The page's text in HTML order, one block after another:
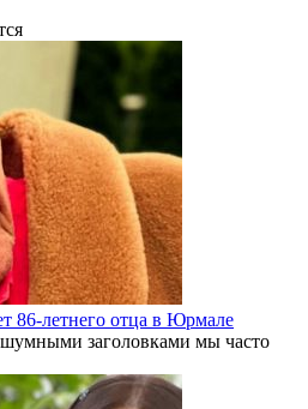
86-летнего отца в Юрмале
заголовками мы часто